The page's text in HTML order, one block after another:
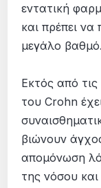
εντατική
και πρέπει
µεγάλο βαθµό.
Εκτός από
του Crohn
βιώνουν
απομόνωση
της νόσου